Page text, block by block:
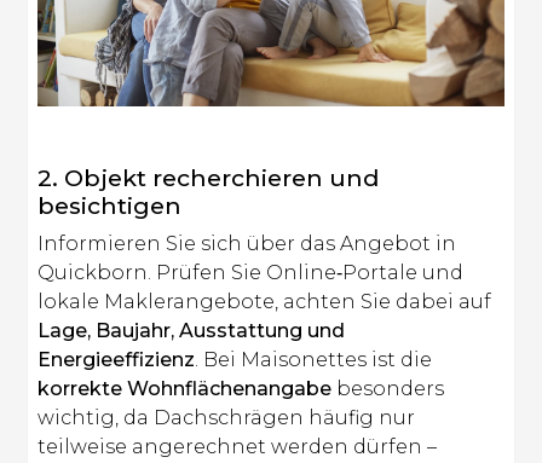
2. Objekt recherchieren und
besichtigen
Informieren Sie sich über das Angebot in
Quickborn. Prüfen Sie Online‑Portale und
lokale Maklerangebote, achten Sie dabei auf
Lage, Baujahr, Ausstattung und
Energieeffizienz. Bei Maisonettes ist die
korrekte Wohnflächenangabe besonders
wichtig, da Dachschrägen häufig nur
teilweise angerechnet werden dürfen –